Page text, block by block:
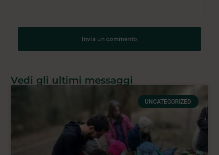
Vedi gli ultimi messaggi
UNCATEGORIZED